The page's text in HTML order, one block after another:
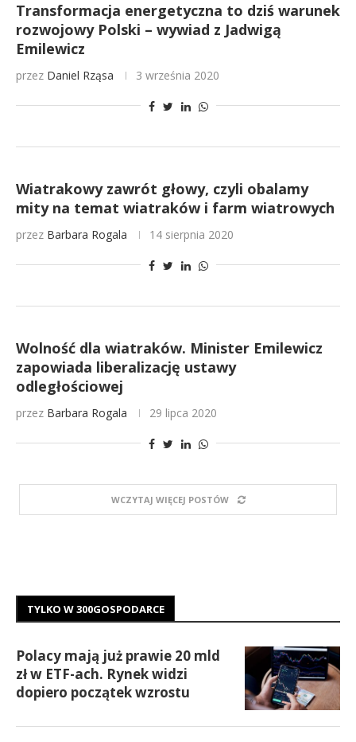
Transformacja energetyczna to dziś warunek
rozwojowy Polski – wywiad z Jadwigą
Emilewicz
przez Daniel Rząsa 3 września 2020
Wiatrakowy zawrót głowy, czyli obalamy
mity na temat wiatraków i farm wiatrowych
przez Barbara Rogala 14 sierpnia 2020
Wolność dla wiatraków. Minister Emilewicz
zapowiada liberalizację ustawy
odległościowej
przez Barbara Rogala 29 lipca 2020
WCZYTAJ WIĘCEJ POSTÓW
TYLKO W 300GOSPODARCE
Polacy mają już prawie 20 mld
zł w ETF-ach. Rynek widzi
dopiero początek wzrostu